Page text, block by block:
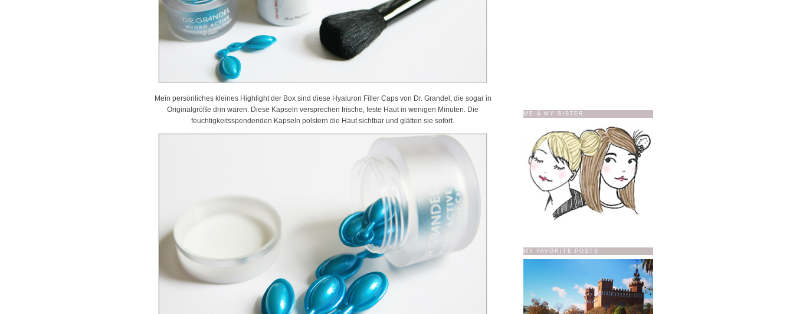
Mein persönliches kleines Highlight der Box sind diese Hyaluron Filler Caps von Dr. Grandel, die sogar in
Originalgröße drin waren. Diese Kapseln versprechen frische, feste Haut in wenigen Minuten. Die
feuchtigkeitsspendenden Kapseln polstern die Haut sichtbar und glätten sie sofort.
ME & MY SISTER
MY FAVORITE POSTS